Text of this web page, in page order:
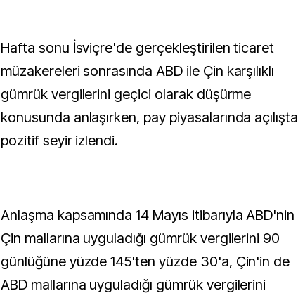
Hafta sonu İsviçre'de gerçekleştirilen ticaret
müzakereleri sonrasında ABD ile Çin karşılıklı
gümrük vergilerini geçici olarak düşürme
konusunda anlaşırken, pay piyasalarında açılışta
pozitif seyir izlendi.
Anlaşma kapsamında 14 Mayıs itibarıyla ABD'nin
Çin mallarına uyguladığı gümrük vergilerini 90
günlüğüne yüzde 145'ten yüzde 30'a, Çin'in de
ABD mallarına uyguladığı gümrük vergilerini